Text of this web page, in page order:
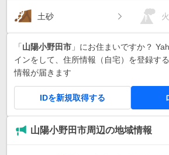
土砂
「山陽小野田市 」にお住まいですか？
インをして、住所情報（自宅）を登録す
情報が届きます
IDを新規取得する
山陽小野田市周辺の地域情報